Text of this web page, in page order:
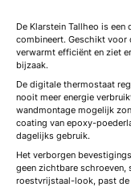
De Klarstein Tallheo is
combineert. Geschikt voor
verwarmt efficiënt en ziet
bijzaak.
De digitale thermostaat
nooit meer energie
wandmontage mogelijk
coating van epoxy-
dagelijks gebruik.
Het verborgen
geen zichtbare schroeven,
roestvrijstaal-look, past